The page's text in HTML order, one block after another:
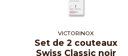
VICTORINOX
Set de 2 couteaux
Swiss Classic noir